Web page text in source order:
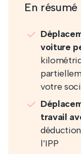
En résumé
voiture
votre
travail
l’IPP